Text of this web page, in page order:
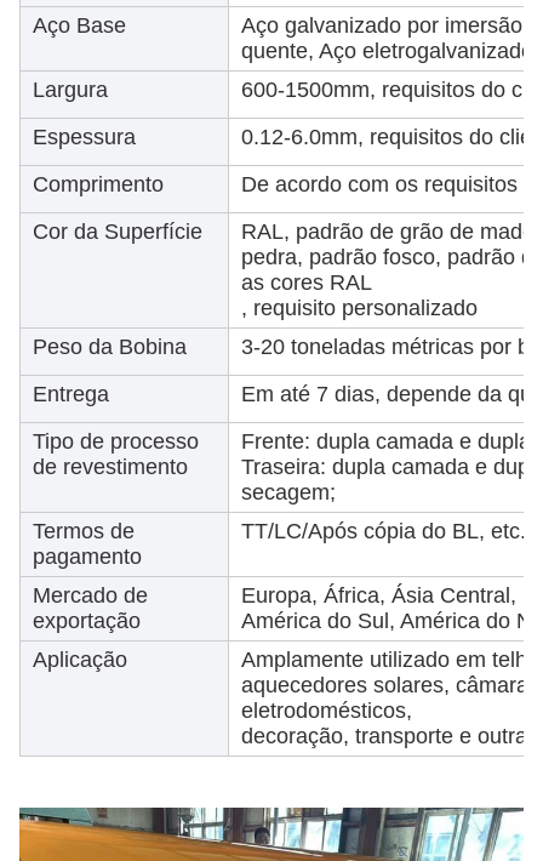
Aço Base
Aço galvanizado por imersão
quente, Aço eletrogalvanizado
Largura
600-1500mm, requisitos do
Espessura
0.12-6.0mm, requisitos do
Comprimento
De acordo com os requisitos
Cor da Superfície
RAL, padrão de grão de
pedra, padrão fosco, padrão
as cores RAL
, requisito personalizado
Peso da Bobina
3-20 toneladas métricas por
Entrega
Em até 7 dias, depende da
Tipo de processo
de revestimento
Frente: dupla camada e dupla
Traseira: dupla camada e
secagem;
Termos de
pagamento
TT/LC/Após cópia do BL, etc.
Mercado de
exportação
Europa, África, Ásia Central,
América do Sul, América do
Aplicação
Amplamente utilizado em
aquecedores solares,
eletrodomésticos,
decoração, transporte e